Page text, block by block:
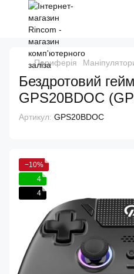
Периферія
Бездротовий
GPS20BDOC
Артикул: GPS20BDOC
−10%
4
4